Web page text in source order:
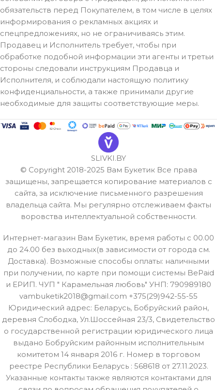
обязательств перед Покупателем, в том числе в целях
информирования о рекламных акциях и
спецпредложениях, но не ограничиваясь этим.
Продавец и Исполнитель требует, чтобы при
обработке подобной информации эти агенты и третьи
стороны следовали инструкциям Продавца и
Исполнителя, и соблюдали настоящую политику
конфиденциальности, а также принимали другие
необходимые для защиты соответствующие меры.
SLIVKI.BY
© Copyright 2018-2025 Вам Букетик Все права
защищены, запрещается копирование материалов с
сайта, за исключение письменного разрешения
владельца сайта. Мы регулярно отслеживаем факты
воровства интеллектуальной собственности.
Интернет-магазин Вам Букетик, время работы с 00.00
до 24.00 без выходных(в зависимости от города см.
Доставка). Возможные способы оплаты: наличными
при получении, по карте при помощи системы BePaid
и ЕРИП. ЧУП " Карамельная любовь" УНП: 790989180
vambuketik2018@gmail.com +375(29)942-55-55
Юридический адрес: Беларусь, Бобруйский район,
деревня Слободка, Ул.Шоссейная 23/3, Свидетельство
о государственной регистрации юридического лица
выдано Бобруйским районным исполнительным
комитетом 14 января 2016 г. Номер в торговом
реестре Республики Беларусь : 568618 от 27.11.2023.
Указанные контакты также являются контактами для